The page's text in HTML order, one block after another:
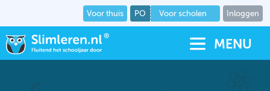
Voor thuis PO Voor scholen Inloggen
MENU